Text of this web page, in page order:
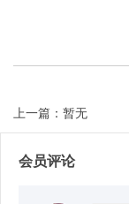
上一篇：暂无
会员评论